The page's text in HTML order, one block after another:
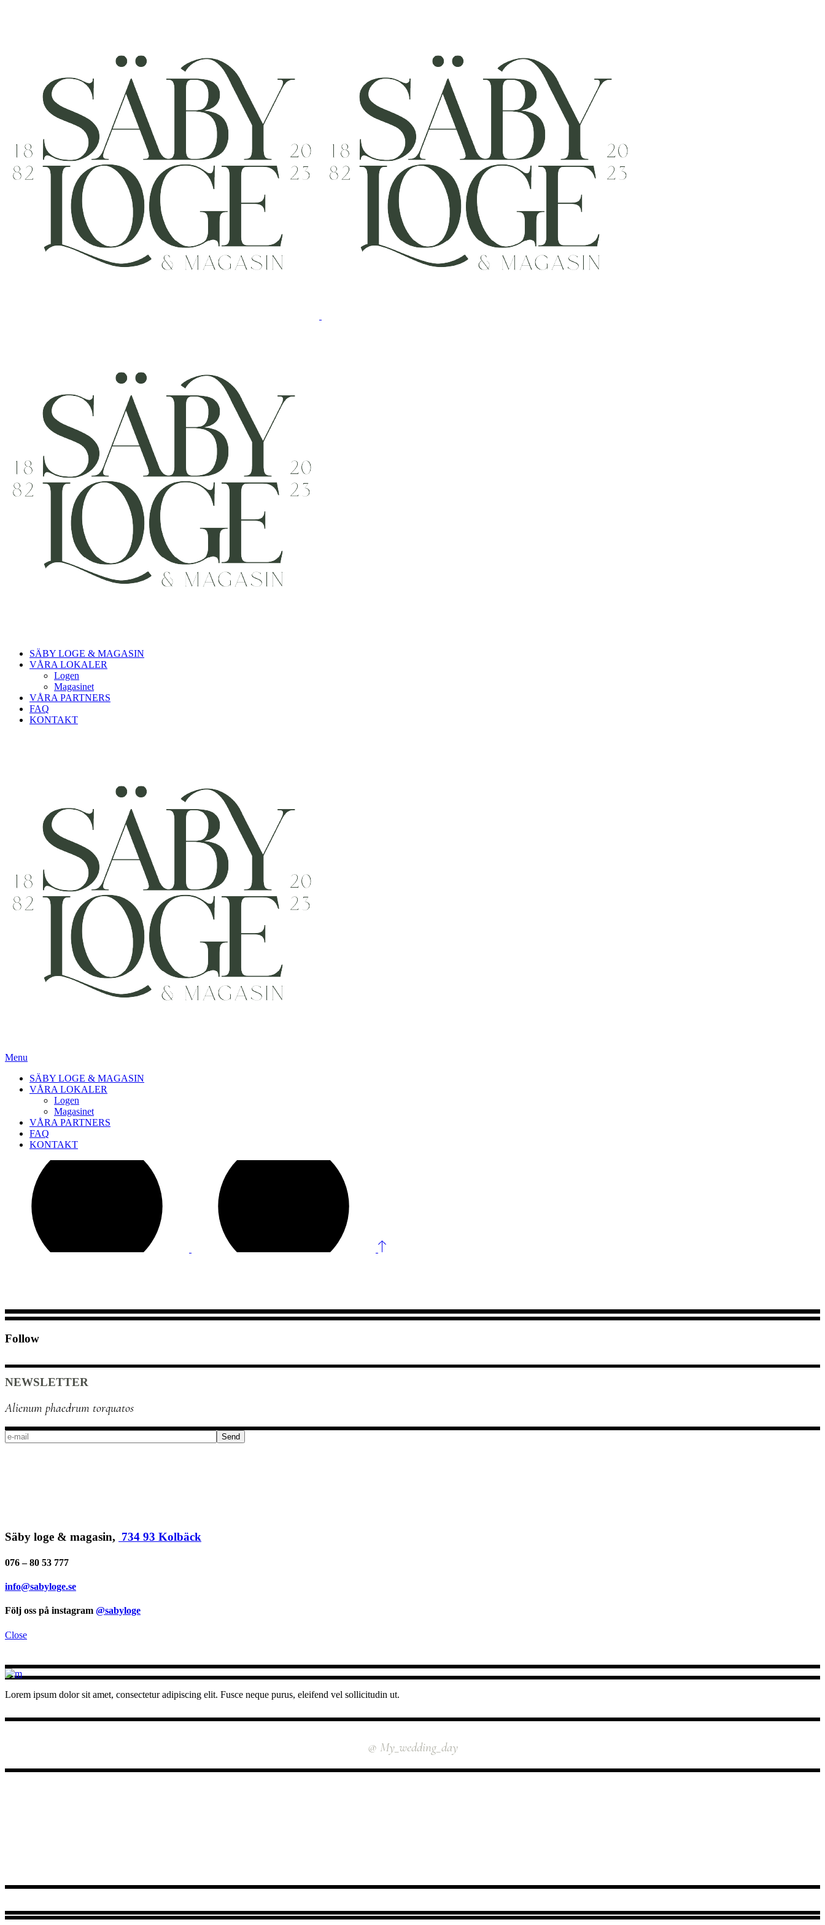
SÄBY LOGE & MAGASIN
VÅRA LOKALER
Logen
Magasinet
VÅRA PARTNERS
FAQ
KONTAKT
Menu
SÄBY LOGE & MAGASIN
VÅRA LOKALER
Logen
Magasinet
VÅRA PARTNERS
FAQ
KONTAKT
Follow
NEWSLETTER
Alienum phaedrum torquatos
Send
Säby loge & magasin, 734 93 Kolbäck
076 – 80 53 777
info@sabyloge.se
Följ oss på instagram @sabyloge
Close
Lorem ipsum dolor sit amet, consectetur adipiscing elit. Fusce neque purus, eleifend vel sollicitudin ut.
@ My_wedding_day